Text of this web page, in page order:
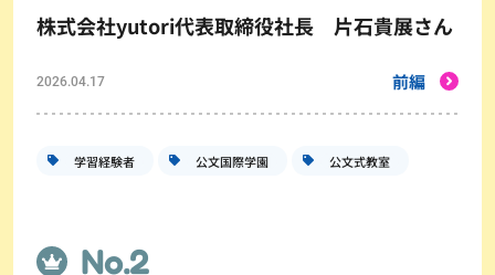
株式会社yutori代表取締役社長 片石貴展さん
2026.04.17 前編
学習経験者 公文国際学園 公文式教室